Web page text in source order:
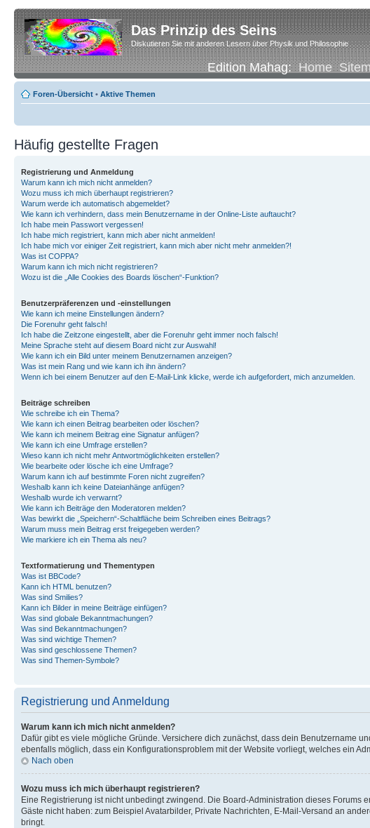
Das Prinzip des Seins
Diskutieren Sie mit anderen Lesern über Physik und Philosophie
Edition Mahag:Home
Foren-Übersicht • Aktive Themen
Häufig gestellte Fragen
Registrierung und Anmeldung
Warum kann ich mich nicht anmelden?
Wozu muss ich mich überhaupt registrieren?
Warum werde ich automatisch abgemeldet?
Wie kann ich verhindern, dass mein Benutzername in der Online-Liste auftaucht?
Ich habe mein Passwort vergessen!
Ich habe mich registriert, kann mich aber nicht anmelden!
Ich habe mich vor einiger Zeit registriert, kann mich aber nicht mehr anmelden?!
Was ist COPPA?
Warum kann ich mich nicht registrieren?
Wozu ist die „Alle Cookies des Boards löschen“-Funktion?
Benutzerpräferenzen und -einstellungen
Wie kann ich meine Einstellungen ändern?
Die Forenuhr geht falsch!
Ich habe die Zeitzone eingestellt, aber die Forenuhr geht immer noch falsch!
Meine Sprache steht auf diesem Board nicht zur Auswahl!
Wie kann ich ein Bild unter meinem Benutzernamen anzeigen?
Was ist mein Rang und wie kann ich ihn ändern?
Wenn ich bei einem Benutzer auf den E-Mail-Link klicke, werde ich aufgefordert, mich anzumelden.
Beiträge schreiben
Wie schreibe ich ein Thema?
Wie kann ich einen Beitrag bearbeiten oder löschen?
Wie kann ich meinem Beitrag eine Signatur anfügen?
Wie kann ich eine Umfrage erstellen?
Wieso kann ich nicht mehr Antwortmöglichkeiten erstellen?
Wie bearbeite oder lösche ich eine Umfrage?
Warum kann ich auf bestimmte Foren nicht zugreifen?
Weshalb kann ich keine Dateianhänge anfügen?
Weshalb wurde ich verwarnt?
Wie kann ich Beiträge den Moderatoren melden?
Was bewirkt die „Speichern“-Schaltfläche beim Schreiben eines Beitrags?
Warum muss mein Beitrag erst freigegeben werden?
Wie markiere ich ein Thema als neu?
Textformatierung und Thementypen
Was ist BBCode?
Kann ich HTML benutzen?
Was sind Smilies?
Kann ich Bilder in meine Beiträge einfügen?
Was sind globale Bekanntmachungen?
Was sind Bekanntmachungen?
Was sind wichtige Themen?
Was sind geschlossene Themen?
Was sind Themen-Symbole?
Registrierung und Anmeldung
Warum kann ich mich nicht anmelden?
Dafür gibt es viele mögliche Gründe. Versichere dich zunächst, dass dein Benutzername
ebenfalls möglich, dass ein Konfigurationsproblem mit der Website vorliegt, welches ein
Nach oben
Wozu muss ich mich überhaupt registrieren?
Eine Registrierung ist nicht unbedingt zwingend. Die Board-Administration dieses Forums
Gäste nicht haben: zum Beispiel Avatarbilder, Private Nachrichten, E-Mail-Versand an
bringt.